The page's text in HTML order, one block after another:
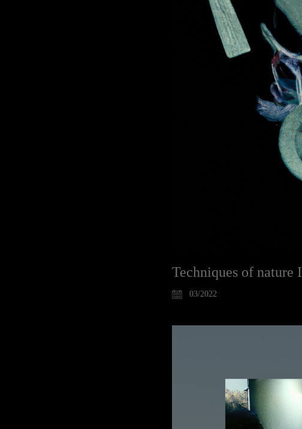
Techniques of nature I
03/2022